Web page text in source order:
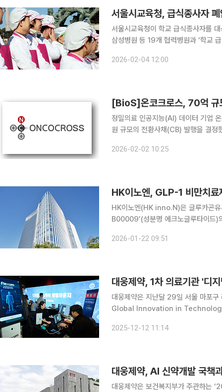
서울시교육청, 급식종사자
서울시교육청이 학교 급식종사자를 대상으로 한
삼성병원 등 19개 협력병원과 ‘학교
치료가 가능한 체계적인 검진 시스템
2026-02-04 12:00
[BioS]온코크로스, 70억 규
정밀의료 인공지능(AI) 데이터 기업
원 규모의 전환사채(CB) 발행을 결
따르면 이번 CB 납입일은 오는 9일
2026-02-02 10:25
HK이노엔, GLP-1 비만치료
HK이노엔(HK inno.N)은 글루카곤
B00009’(성분명 에크노글루타이드)
은 9월 첫 대상자 등록을 시작한지 약
2026-01-22 09:51
대웅제약은 지난달 29일 서울 마포
Global Innovation in Technology
한 자리에서 확인하고, 실제 도입
2025-12-12 11:14
대웅제약, AI 신약개발 국책
대웅제약은 보건복지부가 주관하는